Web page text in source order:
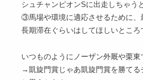
シュチャンピオンSに出走しちゃう
③馬場や環境に適応させるために、
長期滞在ぐらいはしてほしいところ
いつものようにノーザン外厩や栗
→凱旋門賞じゃあ凱旋門賞を勝てる